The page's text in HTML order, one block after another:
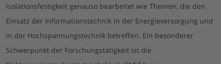
Isolationsfestigkeit genauso bearbeitet wie Themen, die den
Einsatz der Informationstechnik in der Energieversorgung und
in der Hochspannungstechnik betreffen. Ein besonderer
Schwerpunkt der Forschungstätigkeit ist die